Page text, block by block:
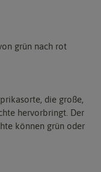
grün nach rot
die große,
hervorbringt. Der
können grün oder